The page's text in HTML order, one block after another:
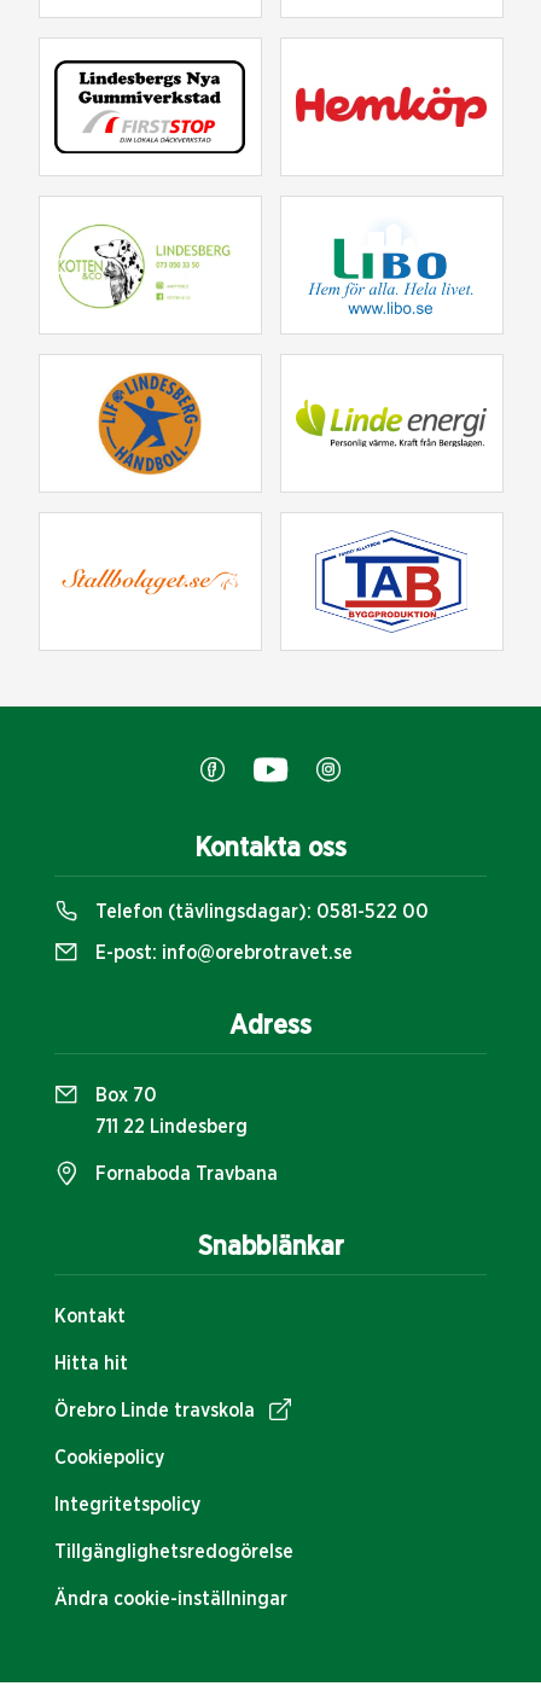
Snabblänkar
Kontakt
Hitta hit
Örebro Linde travskola
Cookiepolicy
Integritetspolicy
Tillgänglighetsredogörelse
Ändra cookie-inställningar
Kontakta oss
Telefon (tävlingsdagar): 0581-522 00
E-post: info@orebrotravet.se
Adress
Box 70
711 22 Lindesberg
Fornaboda Travbana